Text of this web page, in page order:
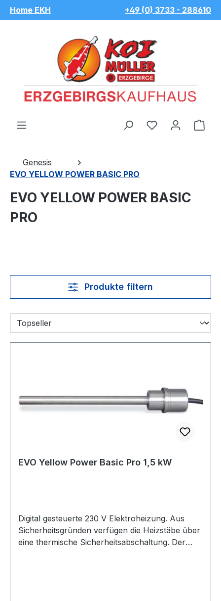
Zum Hauptinhalt springen
Home EKH +49 (0) 3733 - 288610
Du hast 0
Genesis
EVO YELLOW POWER BASIC PRO
EVO YELLOW POWER BASIC
PRO
Produkte filtern
EVO Yellow Power Basic Pro 1,5 kW
Digital gesteuerte 230 V Elektroheizung. Aus
Sicherheitsgründen verfügen die Heizstäbe über
eine thermische Sicherheitsabschaltung. Der